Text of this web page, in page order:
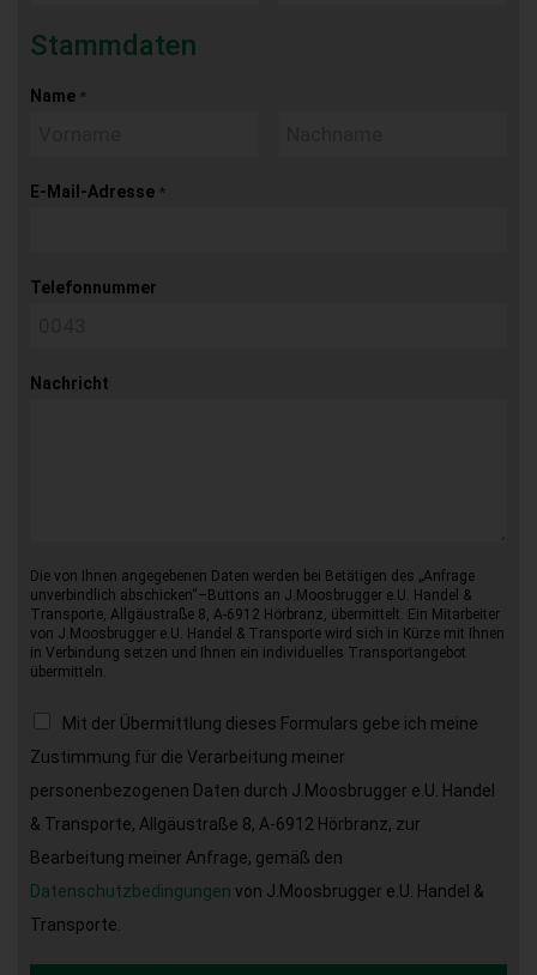
Stammdaten
Name *
E-Mail-Adresse *
Telefonnummer
Nachricht
Die von Ihnen angegebenen Daten werden bei Betätigen des „Anfrage
unverbindlich abschicken“–Buttons an J.Moosbrugger e.U. Handel &
Transporte, Allgäustraße 8, A-6912 Hörbranz, übermittelt. Ein Mitarbeiter
von J.Moosbrugger e.U. Handel & Transporte wird sich in Kürze mit Ihnen
in Verbindung setzen und Ihnen ein individuelles Transportangebot
übermitteln.
Mit der Übermittlung dieses Formulars gebe ich meine
Zustimmung für die Verarbeitung meiner
personenbezogenen Daten durch J.Moosbrugger e.U. Handel
& Transporte, Allgäustraße 8, A-6912 Hörbranz, zur
Bearbeitung meiner Anfrage, gemäß den
Datenschutzbedingungen von J.Moosbrugger e.U. Handel &
Transporte.